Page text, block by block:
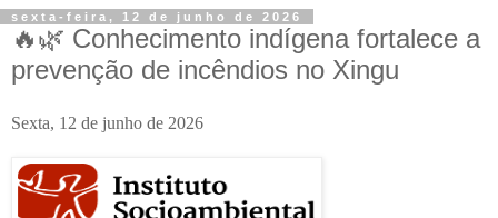
sexta-feira, 12 de junho de 2026
🔥🌿 Conhecimento indígena fortalece a
prevenção de incêndios no Xingu
Sexta, 12 de junho de 2026